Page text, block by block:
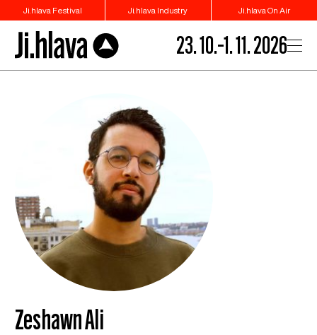
Ji.hlava Festival Ji.hlava Industry Ji.hlava On Air
23. 10.–1. 11. 2026
Zeshawn Ali